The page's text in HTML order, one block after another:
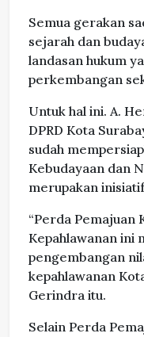
Semua gerakan
sejarah dan
landasan hukum
perkembangan
Untuk hal ini. A.
DPRD Kota
sudah
Kebudayaan dan
merupakan
“Perda Pemajuan
Kepahlawanan ini
pengembangan
kepahlawanan
Gerindra itu.
Selain Perda